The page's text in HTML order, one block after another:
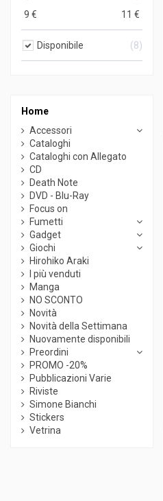
9 € 11 €
Disponibile 8
Home
Accessori
Cataloghi
Cataloghi con Allegato
CD
Death Note
DVD - Blu-Ray
Focus on
Fumetti
Gadget
Giochi
Hirohiko Araki
I più venduti
Manga
NO SCONTO
Novità
Novità della Settimana
Nuovamente disponibili
Preordini
PROMO -20%
Pubblicazioni Varie
Riviste
Simone Bianchi
Stickers
Vetrina